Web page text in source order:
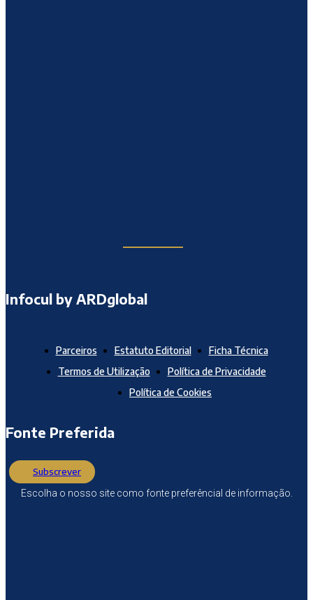
Infocul by ARDglobal
Parceiros Estatuto Editorial
Ficha Técnica
Termos de Utilização
Política de Privacidade
Política de Cookies
Fonte Preferida
Subscrever
Escolha o nosso site como fonte preferêncial de informação.